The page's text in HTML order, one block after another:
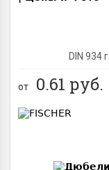
DIN 934
от 0.61 руб.